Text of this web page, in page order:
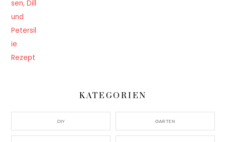
KATEGORIEN
DIY GARTEN